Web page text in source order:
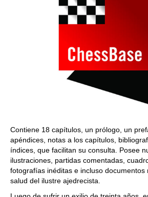
Contiene 18 capítulos, un prólogo, un
apéndices, notas a los capítulos,
índices, que facilitan su consulta. Posee
ilustraciones, partidas comentadas,
fotografías inéditas e incluso documentos
salud del ilustre ajedrecista.